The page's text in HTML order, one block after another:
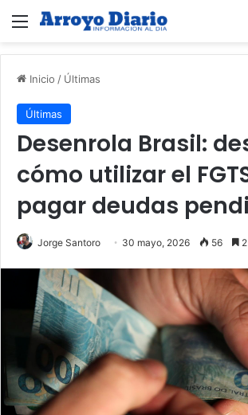
Menú
Inicio / Últimas
Últimas
Desenrola Brasil:
cómo utilizar el
pagar deudas
Jorge Santoro 30 mayo, 2026 56